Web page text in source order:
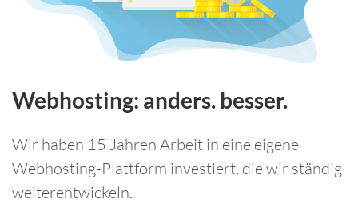
Webhosting: anders. besser.
Wir haben 15 Jahren Arbeit in eine eigene
Webhosting-Plattform investiert, die wir ständig
weiterentwickeln.